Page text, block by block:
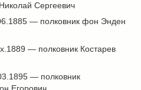
Сергеевич
— полковник фон Энден
— полковник Костарев
— полковник